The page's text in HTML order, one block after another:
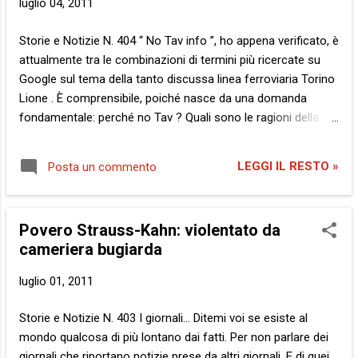
Children , in tutto il Corno d’Africa 4 milioni e mezzo di questi
record non finiscono qui. Jane Cocking, direttore
luglio 04, 2011
Storie e Notizie N. 404 “ No Tav info ”, ho appena verificato, è
attualmente tra le combinazioni di termini più ricercate su
Google sul tema della tanto discussa linea ferroviaria Torino
Lione . È comprensibile, poiché nasce da una domanda
fondamentale: perché no Tav ? Quali sono le ragioni della
per convincere nessuno. Di solito mi sforzo di non farlo mai.
Quel che mi preme di più è invece offrire stimoli alla
riflessione. Per far ciò, cerco di basarmi sui fatti. Mettiamo
so, qualcuno che osserva il nostro paese dall’estero. Una
persona che non sia favorevole alla Tav ma neppure
cosa sta accadendo, ovvero quali sono i motivi del
computerino, apro il mio motorino di ricerca e cerco di farmi
un’opinione. Si da il caso che se cerco...
Posta un commento LEGGI IL RESTO »
Povero Strauss-Kahn: violentato da
cameriera bugiarda
luglio 01, 2011
Storie e Notizie N. 403 I giornali… Ditemi voi se esiste al
mondo qualcosa di più lontano dai fatti. Per non parlare dei